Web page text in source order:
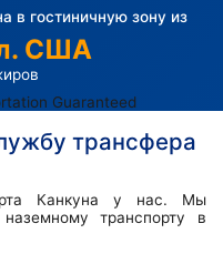
в гостиничную зону из
США
трансфера
Канкуна у нас. Мы
транспорту в